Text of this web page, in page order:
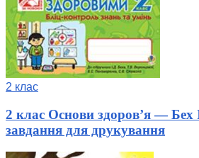
2 клас
2 клас Основи здоров’я — Бех
завдання для друкування